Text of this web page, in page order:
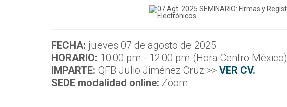
FECHA: jueves 07 de agosto de 2025
HORARIO: 10:00 pm - 12:00 pm (Hora Centro México)
IMPARTE: QFB Julio Jiménez Cruz >> VER CV.
SEDE modalidad online: Zoom